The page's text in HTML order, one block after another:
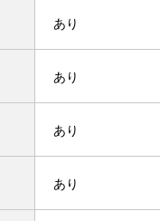
あり
あり
あり
あり